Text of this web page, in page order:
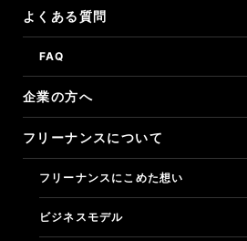
決済リンク
アフィリエイトプログラム
企業の方へ
よくある質問
FAQ
企業の方へ
フリーナンスについて
フリーナンスにこめた想い
ビジネスモデル